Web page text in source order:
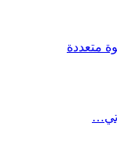
متعددة